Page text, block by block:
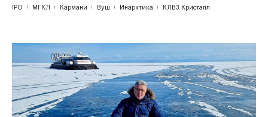
IPO МГКЛ Кармани Вуш Инарктика КЛВЗ Кристалл